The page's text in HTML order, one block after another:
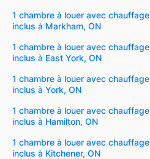
1 chambre à louer avec chauffage
inclus à Markham, ON
1 chambre à louer avec chauffage
inclus à East York, ON
1 chambre à louer avec chauffage
inclus à York, ON
1 chambre à louer avec chauffage
inclus à Hamilton, ON
1 chambre à louer avec chauffage
inclus à Kitchener, ON